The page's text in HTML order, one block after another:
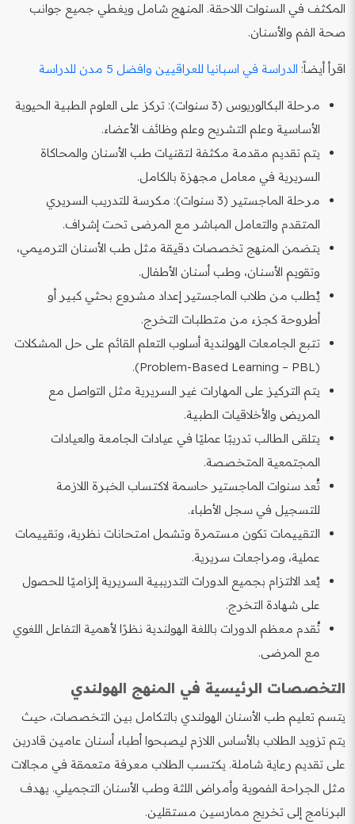
المكثف في السنوات اللاحقة. المنهج شامل ويغطي جميع جوانب
صحة الفم والأسنان.
اقرأ أيضاً: الدراسة في اسبانيا للعراقيين وافضل 5 مدن للدراسة
مرحلة البكالوريوس (3 سنوات): تركز على العلوم الطبية الحيوية
الأساسية وعلم التشريح وعلم وظائف الأعضاء.
يتم تقديم مقدمة مكثفة لتقنيات طب الأسنان والمحاكاة
السريرية في معامل مجهزة بالكامل.
مرحلة الماجستير (3 سنوات): مكرسة للتدريب السريري
المتقدم والتعامل المباشر مع المرضى تحت إشراف.
يتضمن المنهج تخصصات دقيقة مثل طب الأسنان الترميمي،
وتقويم الأسنان، وطب أسنان الأطفال.
يُطلب من طلاب الماجستير إعداد مشروع بحثي كبير أو
أطروحة كجزء من متطلبات التخرج.
تتبع الجامعات الهولندية أسلوب التعلم القائم على حل المشكلات
(Problem-Based Learning – PBL).
يتم التركيز على المهارات غير السريرية مثل التواصل مع
المريض والأخلاقيات الطبية.
يتلقى الطالب تدريبًا عمليًا في عيادات الجامعة والعيادات
المجتمعية المتخصصة.
تُعد سنوات الماجستير حاسمة لاكتساب الخبرة اللازمة
للتسجيل في سجل الأطباء.
التقييمات تكون مستمرة وتشمل امتحانات نظرية، وتقييمات
عملية، ومراجعات سريرية.
يُعد الالتزام بجميع الدورات التدريبية السريرية إلزاميًا للحصول
على شهادة التخرج.
تُقدم معظم الدورات باللغة الهولندية نظرًا لأهمية التفاعل اللغوي
مع المرضى.
التخصصات الرئيسية في المنهج الهولندي
يتسم تعليم طب الأسنان الهولندي بالتكامل بين التخصصات، حيث
يتم تزويد الطلاب بالأساس اللازم ليصبحوا أطباء أسنان عامين قادرين
على تقديم رعاية شاملة. يكتسب الطلاب معرفة متعمقة في مجالات
مثل الجراحة الفموية وأمراض اللثة وطب الأسنان التجميلي. يهدف
البرنامج إلى تخريج ممارسين مستقلين.